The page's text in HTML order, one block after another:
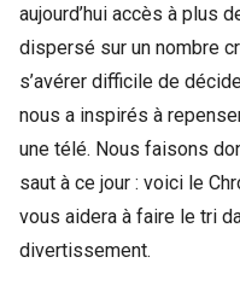
aujourd’hui accès à plus
dispersé sur un nombre
s’avérer difficile de
nous a inspirés à
une télé. Nous faisons
saut à ce jour : voici le
vous aidera à faire le tri
divertissement.